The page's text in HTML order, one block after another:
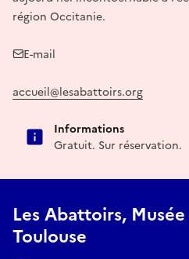
région Occitanie.
E-mail
accueil@lesabattoirs.org
Informations
Gratuit. Sur réservation.
Les Abattoirs,
Toulouse